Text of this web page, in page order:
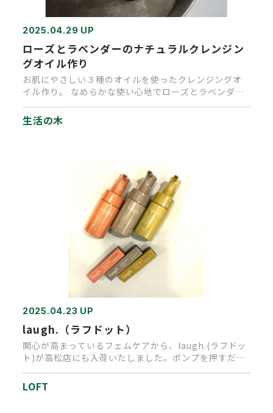
2025.04.29 UP
ローズとラベンダーのナチュラルクレンジン
グオイル作り
お肌にやさしい３種のオイルを使ったクレンジングオ
イル作り。 なめらかな使い心地でローズとラベンダー
生活の木
2025.04.23 UP
laugh.（ラフドット）
関心が高まっているフェムケアから、laugh.(ラフドッ
ト)が高松店にも入荷いたしました。ポンプを押すだけ
LOFT